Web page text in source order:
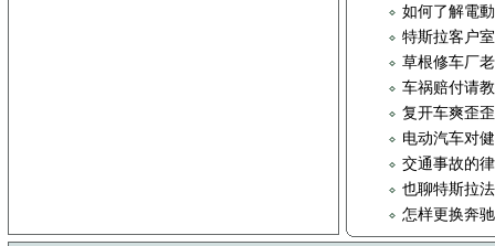
如何了解電
特斯拉客户
草根修车厂
车祸赔付请
复开车爽歪
电动汽车对
交通事故的
也聊特斯拉
怎样更换奔